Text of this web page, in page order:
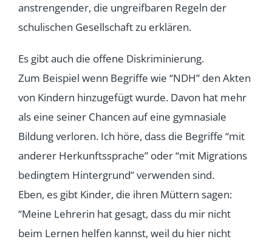
anstrengender, die ungreifbaren Regeln der
schulischen Gesellschaft zu erklären.
Es gibt auch die offene Diskriminierung.
Zum Beispiel wenn Begriffe wie “NDH” den Akten
von Kindern hinzugefügt wurde. Davon hat mehr
als eine seiner Chancen auf eine gymnasiale
Bildung verloren. Ich höre, dass die Begriffe “mit
anderer Herkunftssprache” oder “mit Migrations
bedingtem Hintergrund” verwenden sind.
Eben, es gibt Kinder, die ihren Müttern sagen:
“Meine Lehrerin hat gesagt, dass du mir nicht
beim Lernen helfen kannst, weil du hier nicht